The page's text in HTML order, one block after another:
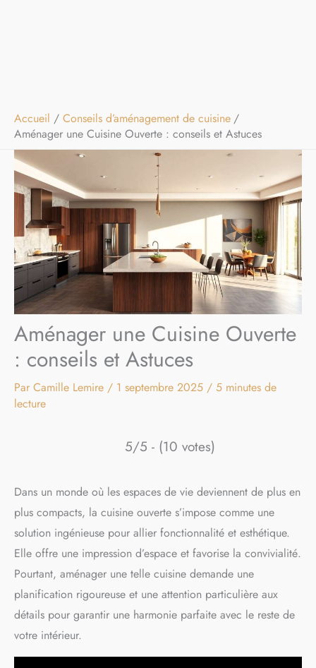
Accueil
Conseils d’aménagement de cuisine
Aménager une Cuisine Ouverte : conseils et Astuces
Aménager une Cuisine Ouverte
: conseils et Astuces
Par Camille Lemire / 1 septembre 2025 / 5 minutes de
lecture
5/5 - (10 votes)
Dans un monde où les espaces de vie deviennent de plus en
plus compacts, la cuisine ouverte s’impose comme une
solution ingénieuse pour allier fonctionnalité et esthétique.
Elle offre une impression d’espace et favorise la convivialité.
Pourtant, aménager une telle cuisine demande une
planification rigoureuse et une attention particulière aux
détails pour garantir une harmonie parfaite avec le reste de
votre intérieur.